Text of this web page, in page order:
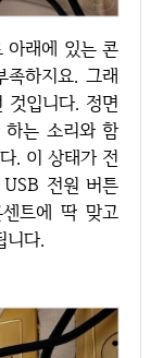
하지요. 그래
것입니다. 정면
는 소리와 함
. 이 상태가 전
전원 버튼
트에 딱 맞고
니다.